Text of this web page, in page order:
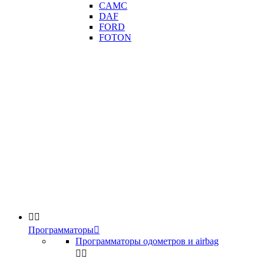
CAMC
DAF
FORD
FOTON
 
Программаторы
Программаторы одометров и airbag
 